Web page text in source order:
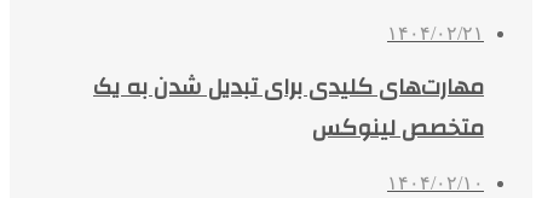
۱۴۰۴/۰۲/۲۱
مهارت‌های کلیدی برای تبدیل شدن به یک
متخصص لینوکس
۱۴۰۴/۰۲/۱۰